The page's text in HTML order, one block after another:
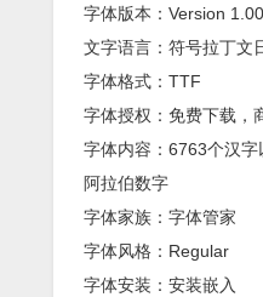
字体版本：Version
文字语言：符号拉丁文
字体格式：TTF
字体授权：免费下载，
字体内容：6763个汉
阿拉伯数字
字体家族：字体管家
字体风格：Regular
字体安装：安装嵌入